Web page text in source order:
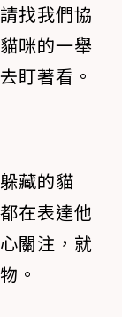
找我們協
咪的一舉
盯著看。
藏的貓
在表達他
關注，就
。